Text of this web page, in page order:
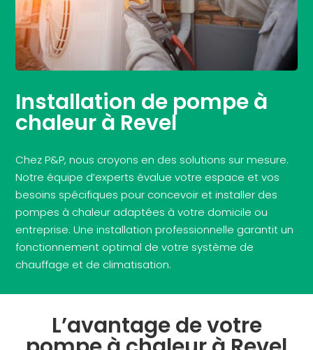
Installation de pompe à
chaleur à Revel
Chez P&P, nous croyons en des solutions sur mesure.
Notre équipe d’experts évalue votre espace et vos
besoins spécifiques pour concevoir et installer des
pompes à chaleur adaptées à votre domicile ou
entreprise. Une installation professionnelle garantit un
fonctionnement optimal de votre système de
chauffage et de climatisation.
L’avantage de votre